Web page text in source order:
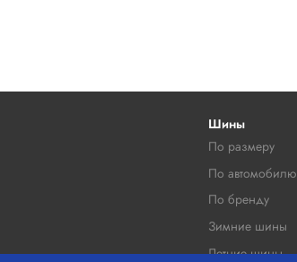
Шины
По размеру
По автомобилю
По бренду
Зимние шины
Летние шины